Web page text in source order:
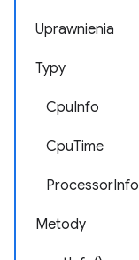
Uprawnienia
Typy
CpuInfo
CpuTime
ProcessorInfo
Metody